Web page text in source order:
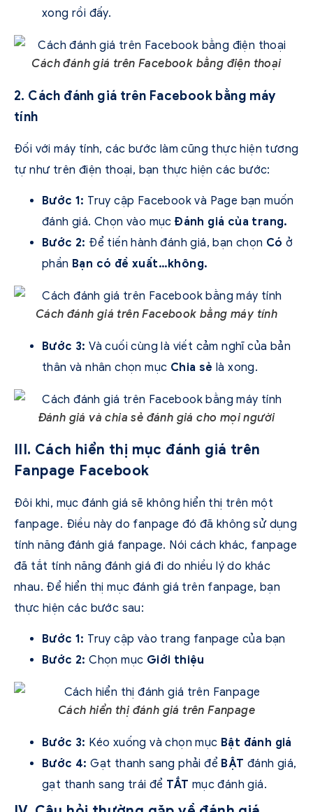
xong rồi đấy.
Cách đánh giá trên Facebook bằng điện thoại
2. Cách đánh giá trên Facebook bằng máy
tính
Đối với máy tính, các bước làm cũng thực hiện tương
tự như trên điện thoại, bạn thực hiện các bước:
Bước 1: Truy cập Facebook và Page bạn muốn
đánh giá. Chọn vào mụcĐánh giá của trang.
Bước 2: Để tiến hành đánh giá, bạn chọn Cóở
phần Bạn có đề xuất…không.
Cách đánh giá trên Facebook bằng máy tính
Bước 3: Và cuối cùng là viết cảm nghĩ của bản
thân và nhân chọn mục Chia sẻ là xong.
Đánh giá và chia sẻ đánh giá cho mọi người
III. Cách hiển thị mục đánh giá trên
Fanpage Facebook
Đôi khi, mục đánh giá sẽ không hiển thị trên một
fanpage. Điều này do fanpage đó đã không sử dụng
tính năng đánh giá fanpage. Nói cách khác, fanpage
đã tắt tính năng đánh giá đi do nhiều lý do khác
nhau. Để hiển thị mục đánh giá trên fanpage, bạn
thực hiện các bước sau:
Bước 1: Truy cập vào trang fanpage của bạn
Bước 2: Chọn mục Giới thiệu
Cách hiển thị đánh giá trên Fanpage
Bước 3: Kéo xuống và chọn mục Bật đánh giá
Bước 4: Gạt thanh sang phải để BẬT đánh giá,
gạt thanh sang trái để TẮT mục đánh giá.